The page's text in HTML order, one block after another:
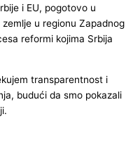
i EU, pogotovo u
u regionu Zapadnog
reformi kojima Srbija
transparentnost i
budući da smo pokazali